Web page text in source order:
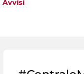
Avvisi